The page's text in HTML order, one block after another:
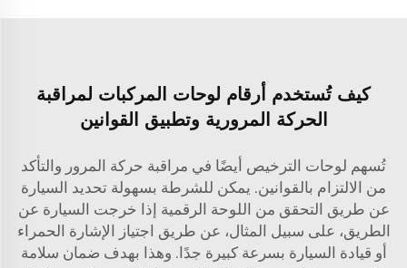
كيف تُستخدم أرقام لوحات المركبات لمراقبة
الحركة المرورية وتطبيق القوانين
تُسهم لوحات الترخيص أيضًا في مراقبة حركة المرور والتأكد
من الالتزام بالقوانين. يمكن للشرطة بسهولة تحديد السيارة
عن طريق التحقق من اللوحة الرقمية إذا خرجت السيارة عن
الطريق، على سبيل المثال، عن طريق اجتياز الإشارة الحمراء
أو قيادة السيارة بسرعة كبيرة جدًا. وهذا بهدف ضمان سلامة